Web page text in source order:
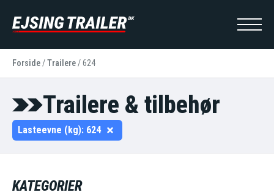
Forside/Trailere/624
Trailere & tilbehør
Lasteevne (kg): 624
KATEGORIER